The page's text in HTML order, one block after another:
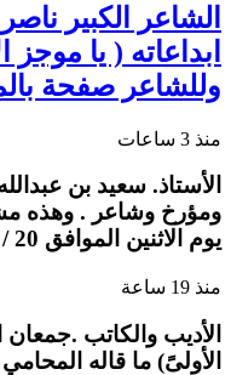
الشاعر الكبير
ابداعاته ( يا موجز
وللشاعر صفحة
منذ 3 ساعات
الأستاذ. سعيد بن
ومؤرخ وشاعر . وهذه
يوم الاثنين الموافق 20 / 2/ 1448هـ .
منذ 19 ساعة
الأديب والكاتب
الأولىً) ما قاله